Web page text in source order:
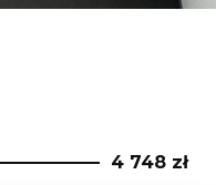
4 748 zł